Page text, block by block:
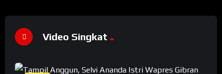
Video Singkat